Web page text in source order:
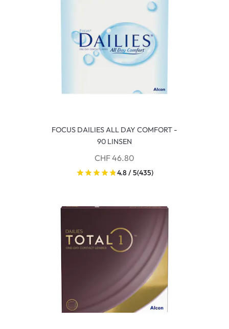
FOCUS DAILIES ALL DAY COMFORT -
90 LINSEN
CHF 46.80
4.8 / 5(435)